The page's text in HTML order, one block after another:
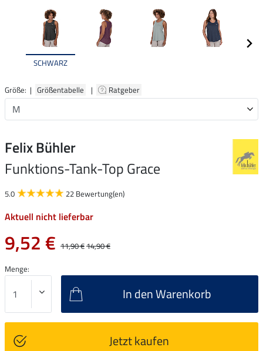
SCHWARZ
Größe: | Größentabelle | Ratgeber
Felix Bühler
Funktions-Tank-Top Grace
5.0 22 Bewertung(en)
Aktuell nicht lieferbar
9,52 € 11,90 €14,90 €
Menge:
In den Warenkorb
Jetzt kaufen